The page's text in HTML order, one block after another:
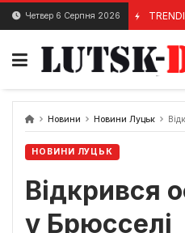
Skip
content
Четвер 6 Серпня 2026
26 Березня, 2024 Експеримент
Новини Новини Луцьк
НОВИНИ ЛУЦЬК
Відкрився
у Брюсселі